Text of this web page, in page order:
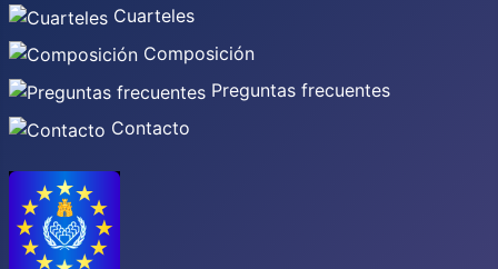
Cuarteles
Composición
Preguntas frecuentes
Contacto